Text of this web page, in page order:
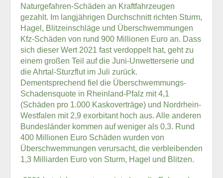
Naturgefahren-Schäden an Kraftfahrzeugen
gezahlt. Im langjährigen Durchschnitt richten Sturm,
Hagel, Blitzeinschläge und Überschwemmungen
Kfz-Schäden von rund 900 Millionen Euro an. Dass
sich dieser Wert 2021 fast verdoppelt hat, geht zu
einem großen Teil auf die Juni-Unwetterserie und
die Ahrtal-Sturzflut im Juli zurück.
Dementsprechend fiel die Überschwemmungs-
Schadensquote in Rheinland-Pfalz mit 4,1
(Schäden pro 1.000 Kaskoverträge) und Nordrhein-
Westfalen mit 2,9 exorbitant hoch aus. Alle anderen
Bundesländer kommen auf weniger als 0,3. Rund
400 Millionen Euro Schäden wurden von
Überschwemmungen verursacht, die verbleibenden
1,3 Milliarden Euro von Sturm, Hagel und Blitzen.